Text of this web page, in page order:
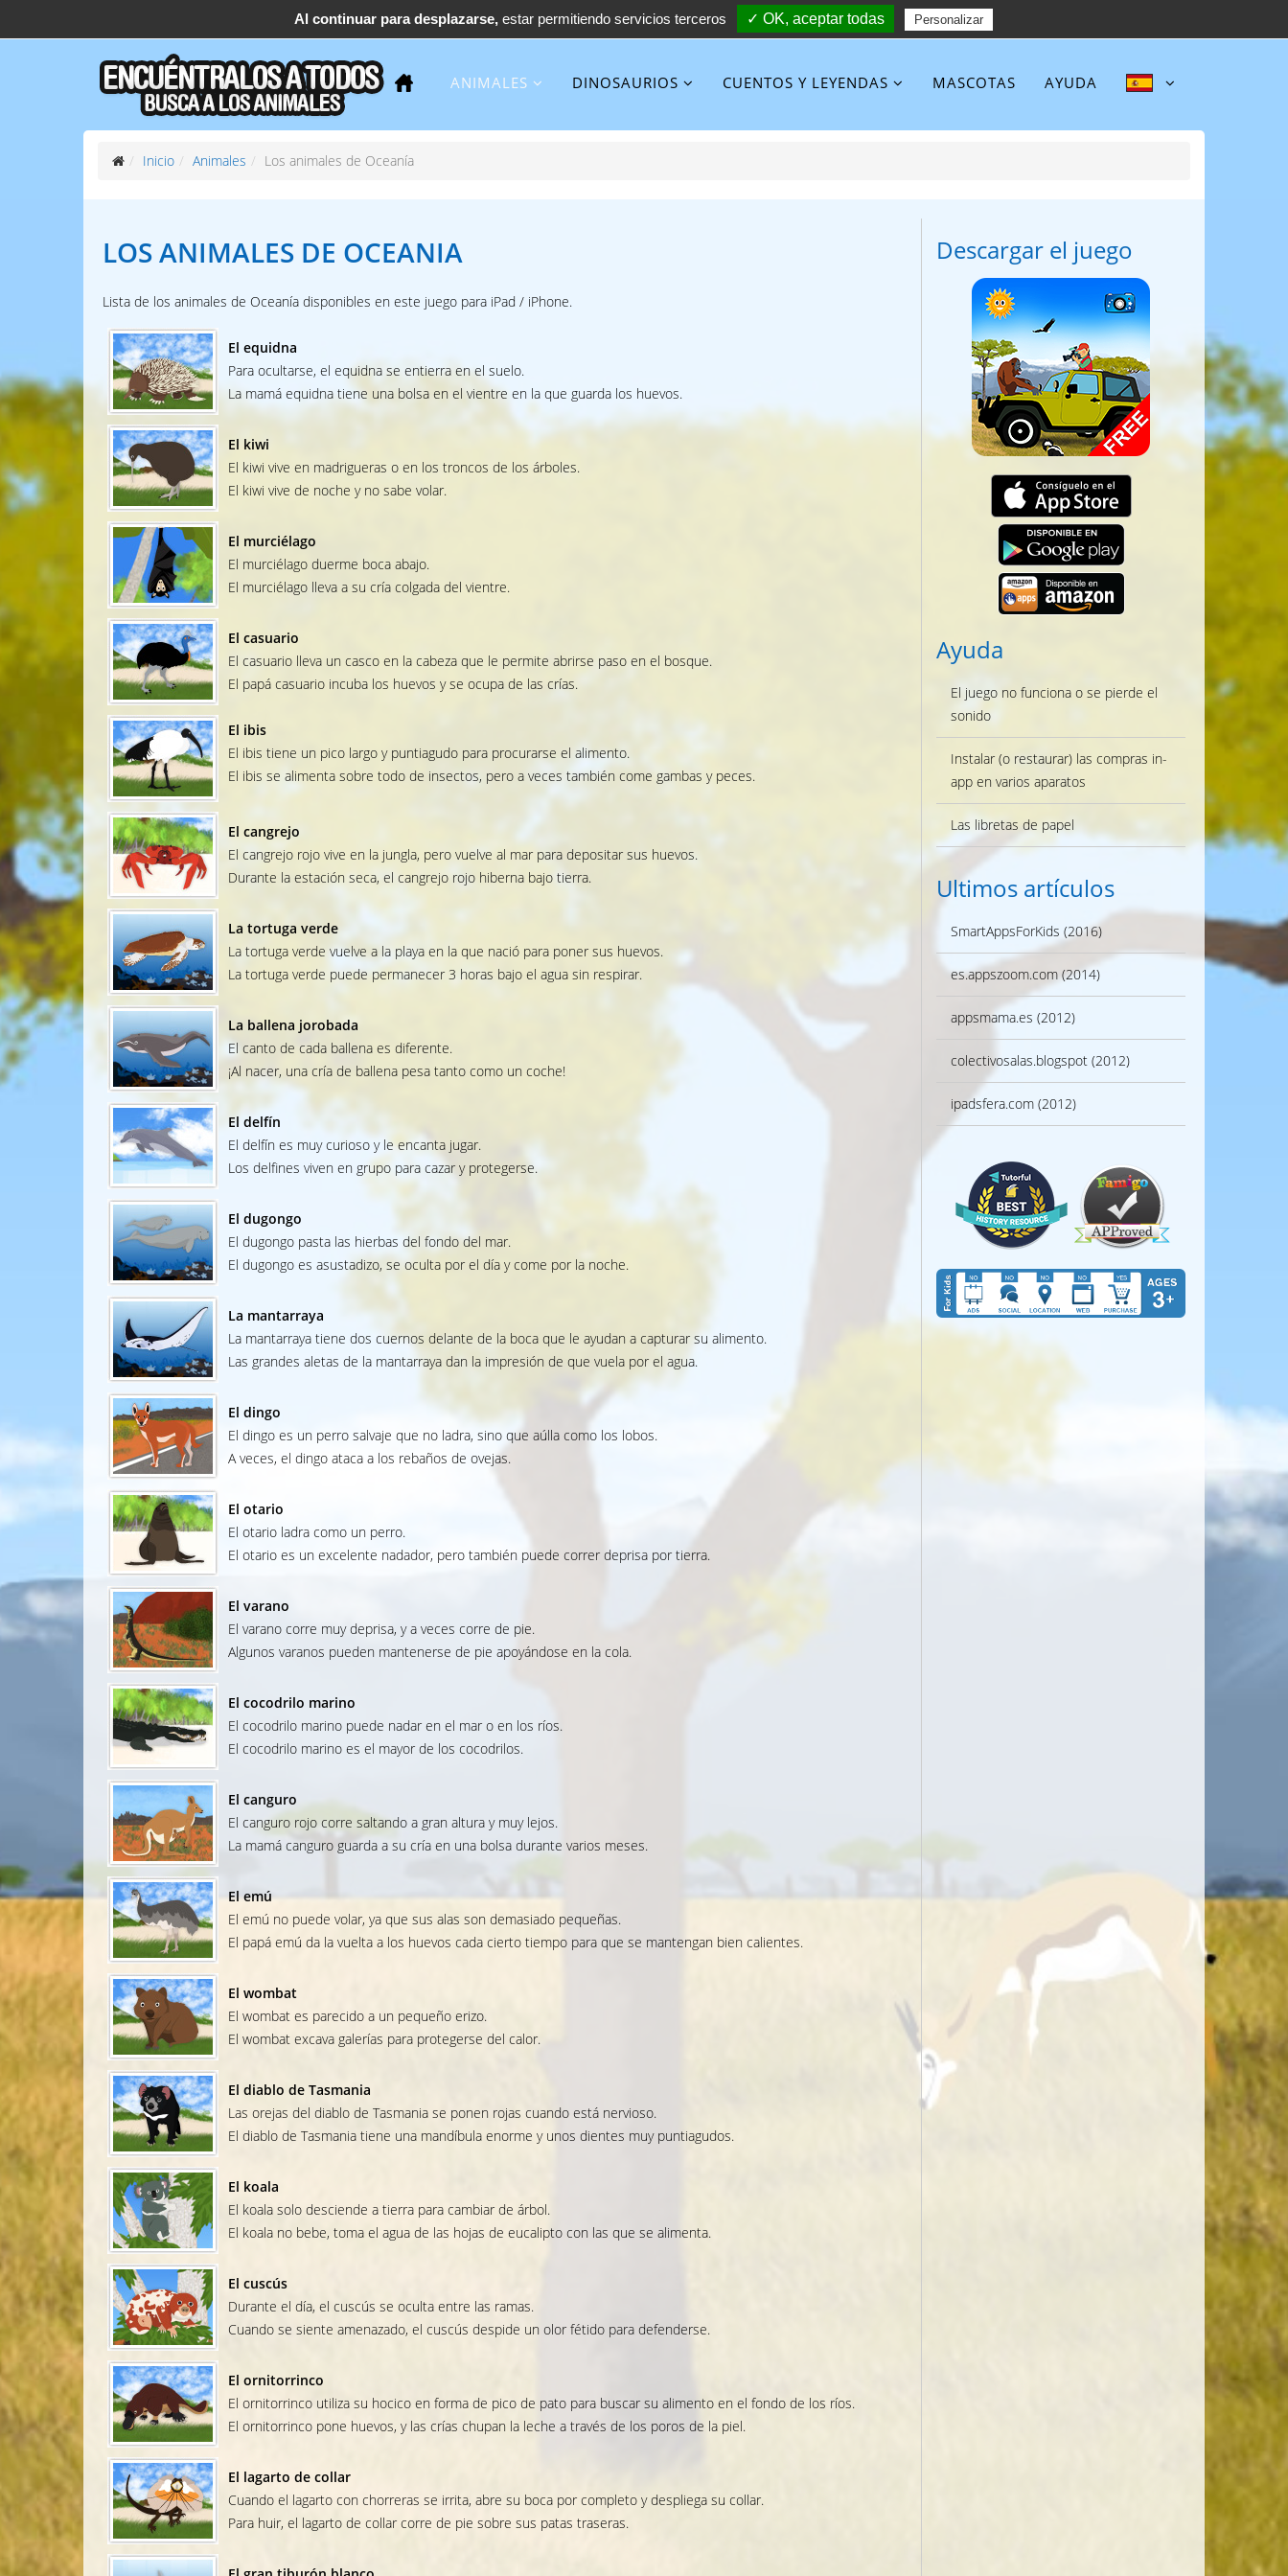
ANIMALES DINOSAURIOS CUENTOS Y LEYENDAS MASCOTAS AYUDA
Inicio Animales Los animales de Oceanía
LOS ANIMALES DE OCEANIA
Lista de los animales de Oceanía disponibles en este juego para iPad / iPhone.
El equidna
Para ocultarse, el equidna se entierra en el suelo.
La mamá equidna tiene una bolsa en el vientre en la que guarda los huevos.
El kiwi
El kiwi vive en madrigueras o en los troncos de los árboles.
El kiwi vive de noche y no sabe volar.
El murciélago
El murciélago duerme boca abajo.
El murciélago lleva a su cría colgada del vientre.
El casuario
El casuario lleva un casco en la cabeza que le permite abrirse paso en el bosque.
El papá casuario incuba los huevos y se ocupa de las crías.
El ibis
El ibis tiene un pico largo y puntiagudo para procurarse el alimento.
El ibis se alimenta sobre todo de insectos, pero a veces también come gambas y peces.
El cangrejo
El cangrejo rojo vive en la jungla, pero vuelve al mar para depositar sus huevos.
Durante la estación seca, el cangrejo rojo hiberna bajo tierra.
La tortuga verde
La tortuga verde vuelve a la playa en la que nació para poner sus huevos.
La tortuga verde puede permanecer 3 horas bajo el agua sin respirar.
La ballena jorobada
El canto de cada ballena es diferente.
¡Al nacer, una cría de ballena pesa tanto como un coche!
El delfín
El delfín es muy curioso y le encanta jugar.
Los delfines viven en grupo para cazar y protegerse.
El dugongo
El dugongo pasta las hierbas del fondo del mar.
El dugongo es asustadizo, se oculta por el día y come por la noche.
La mantarraya
La mantarraya tiene dos cuernos delante de la boca que le ayudan a capturar su alimento.
Las grandes aletas de la mantarraya dan la impresión de que vuela por el agua.
El dingo
El dingo es un perro salvaje que no ladra, sino que aúlla como los lobos.
A veces, el dingo ataca a los rebaños de ovejas.
El otario
El otario ladra como un perro.
El otario es un excelente nadador, pero también puede correr deprisa por tierra.
El varano
El varano corre muy deprisa, y a veces corre de pie.
Algunos varanos pueden mantenerse de pie apoyándose en la cola.
El cocodrilo marino
El cocodrilo marino puede nadar en el mar o en los ríos.
El cocodrilo marino es el mayor de los cocodrilos.
El canguro
El canguro rojo corre saltando a gran altura y muy lejos.
La mamá canguro guarda a su cría en una bolsa durante varios meses.
El emú
El emú no puede volar, ya que sus alas son demasiado pequeñas.
El papá emú da la vuelta a los huevos cada cierto tiempo para que se mantengan bien calientes.
El wombat
El wombat es parecido a un pequeño erizo.
El wombat excava galerías para protegerse del calor.
El diablo de Tasmania
Las orejas del diablo de Tasmania se ponen rojas cuando está nervioso.
El diablo de Tasmania tiene una mandíbula enorme y unos dientes muy puntiagudos.
El koala
El koala solo desciende a tierra para cambiar de árbol.
El koala no bebe, toma el agua de las hojas de eucalipto con las que se alimenta.
El cuscús
Durante el día, el cuscús se oculta entre las ramas.
Cuando se siente amenazado, el cuscús despide un olor fétido para defenderse.
El ornitorrinco
El ornitorrinco utiliza su hocico en forma de pico de pato para buscar su alimento en el fondo de los ríos.
El ornitorrinco pone huevos, y las crías chupan la leche a través de los poros de la piel.
El lagarto de collar
Cuando el lagarto con chorreras se irrita, abre su boca por completo y despliega su collar.
Para huir, el lagarto de collar corre de pie sobre sus patas traseras.
Descargar el juego
Ayuda
El juego no funciona o se pierde el
sonido
Instalar (o restaurar) las compras in-
app en varios aparatos
Las libretas de papel
Ultimos artículos
SmartAppsForKids (2016)
es.appszoom.com (2014)
appsmama.es (2012)
colectivosalas.blogspot (2012)
ipadsfera.com (2012)
Al continuar para desplazarse, estar permitiendo servicios terceros ✓ OK, aceptar todas Personalizar